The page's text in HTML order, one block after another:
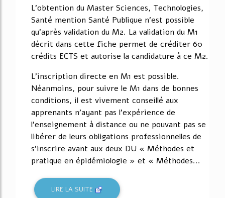
L'obtention du Master Sciences, Technologies,
Santé mention Santé Publique n'est possible
qu'après validation du M2. La validation du M1
décrit dans cette fiche permet de créditer 60
crédits ECTS et autorise la candidature à ce M2.
L'inscription directe en M1 est possible.
Néanmoins, pour suivre le M1 dans de bonnes
conditions, il est vivement conseillé aux
apprenants n'ayant pas l'expérience de
l'enseignement à distance ou ne pouvant pas se
libérer de leurs obligations professionnelles de
s'inscrire avant aux deux DU « Méthodes et
pratique en épidémiologie » et « Méthodes...
LIRE LA SUITE